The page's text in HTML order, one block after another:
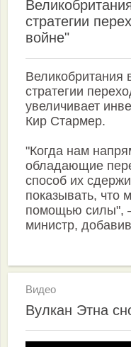
стратегии
войне"
Великобритания
стратегии
увеличивает
Кир Стармер.
"Когда нам
обладающие
способ их
показывать, что
помощью силы",
министр,
Видео
Вулкан Этна